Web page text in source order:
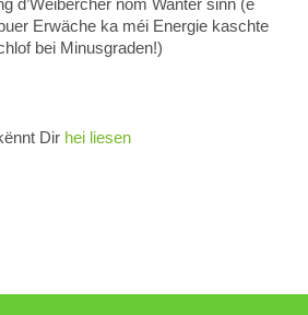
d’Weibercher nom Wanter sinn (e
Erwäche ka méi Energie kaschte
bei Minusgraden!)
Dir hei liesen